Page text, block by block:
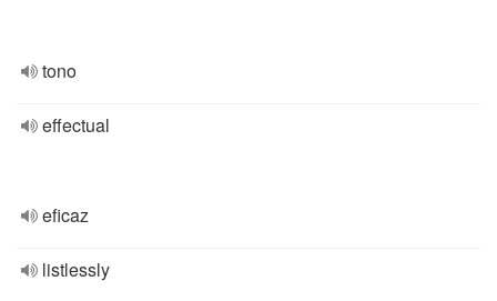
tono
effectual
eficaz
listlessly